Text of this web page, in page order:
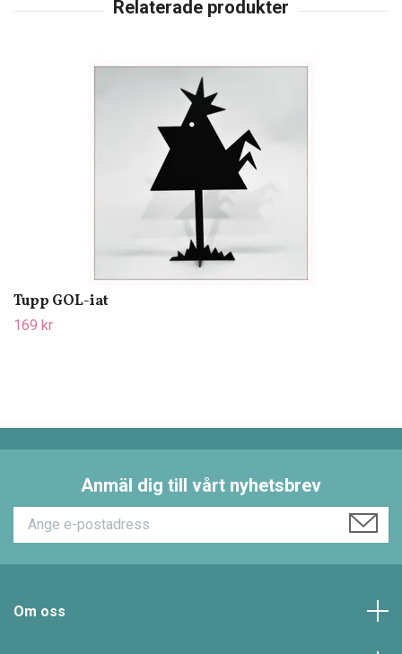
Tupp GOL-iat
169 kr
Anmäl dig till vårt nyhetsbrev
Om oss